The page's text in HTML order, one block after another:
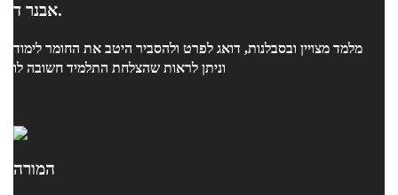
אבנר ד.
מלמד מצויין ובסבלנות, דואג לפרט ולהסביר היטב את החומר לימוד
וניתן לראות שהצלחת התלמיד חשובה לו
המורה